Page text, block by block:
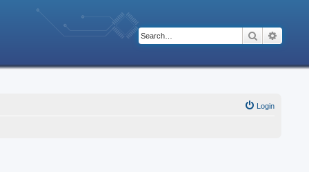
Search
Login